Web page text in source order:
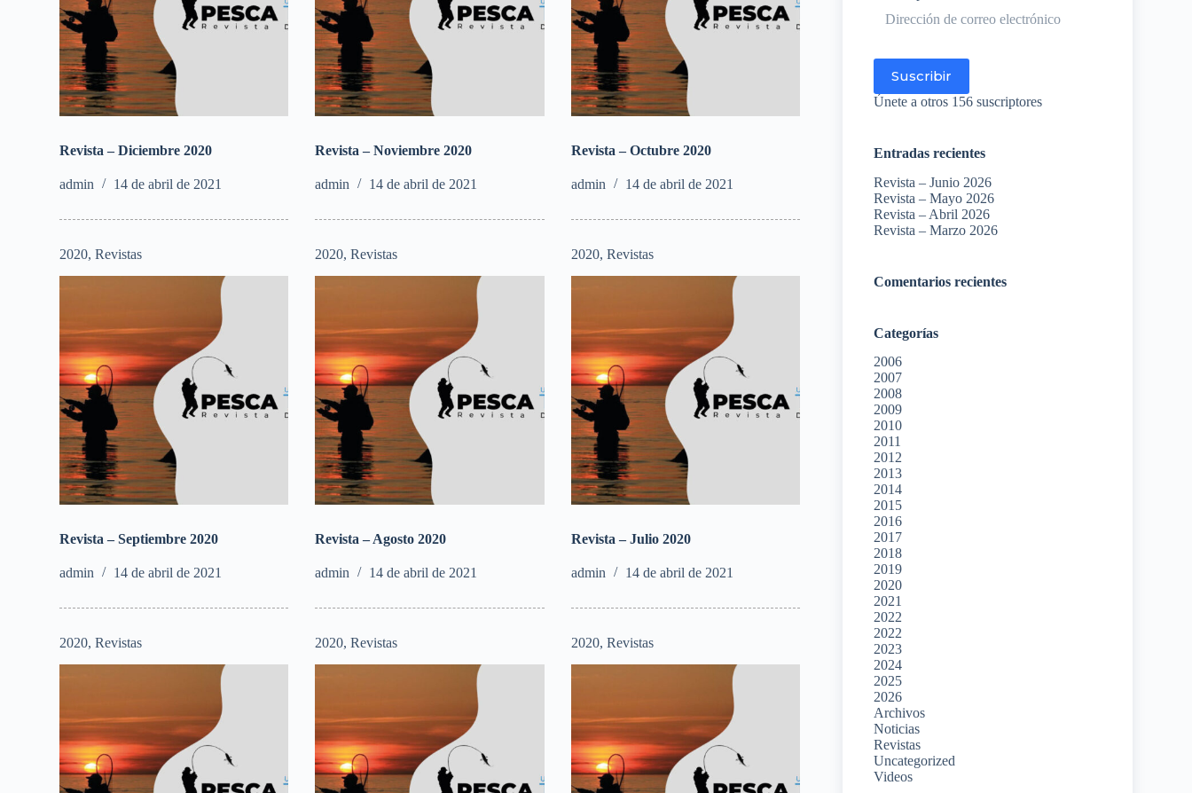
Revista – Diciembre 2020
admin 14 de abril de 2021
Revista – Noviembre 2020
admin 14 de abril de 2021
Revista – Octubre 2020
admin 14 de abril de 2021
2020,Revistas
Revista – Septiembre 2020
admin 14 de abril de 2021
2020,Revistas
Revista – Agosto 2020
admin 14 de abril de 2021
2020, Revistas
Revista – Julio 2020
admin 14 de abril de 2021
2020,Revistas 2020,Revistas 2020, Revistas
de
Suscribir
Únete a otros 156 suscriptores
Entradas recientes
Revista – Junio 2026
Revista – Mayo 2026
Revista – Abril 2026
Revista – Marzo 2026
Comentarios recientes
Categorías
2006
2007
2008
2009
2010
2011
2012
2013
2014
2015
2016
2017
2018
2019
2020
2021
2022
2022
2023
2024
2025
2026
Archivos
Noticias
Revistas
Uncategorized
Videos